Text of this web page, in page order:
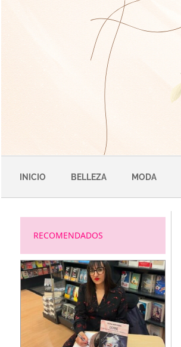
INICIO BELLEZA MODA
RECOMENDADOS